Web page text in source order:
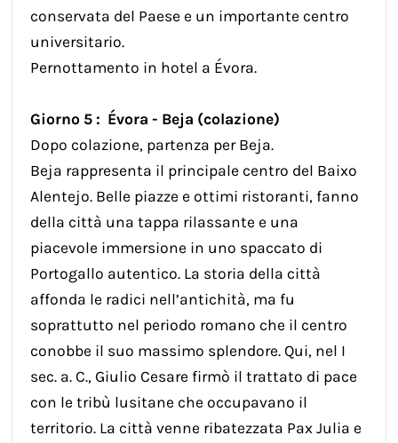
conservata del Paese e un importante centro
universitario.
Pernottamento in hotel a Évora.
Giorno 5 : Évora - Beja (colazione)
Dopo colazione, partenza per Beja.
Beja rappresenta il principale centro del Baixo
Alentejo. Belle piazze e ottimi ristoranti, fanno
della città una tappa rilassante e una
piacevole immersione in uno spaccato di
Portogallo autentico. La storia della città
affonda le radici nell’antichità, ma fu
soprattutto nel periodo romano che il centro
conobbe il suo massimo splendore. Qui, nel I
sec. a. C., Giulio Cesare firmò il trattato di pace
con le tribù lusitane che occupavano il
territorio. La città venne ribatezzata Pax Julia e